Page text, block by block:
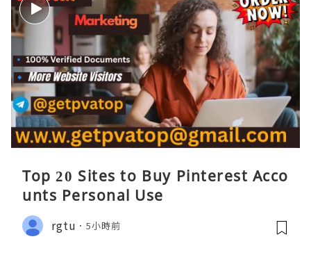
Top 20 Sites to Buy Pinterest Acco
unts Personal Use
rgtu 5小時前